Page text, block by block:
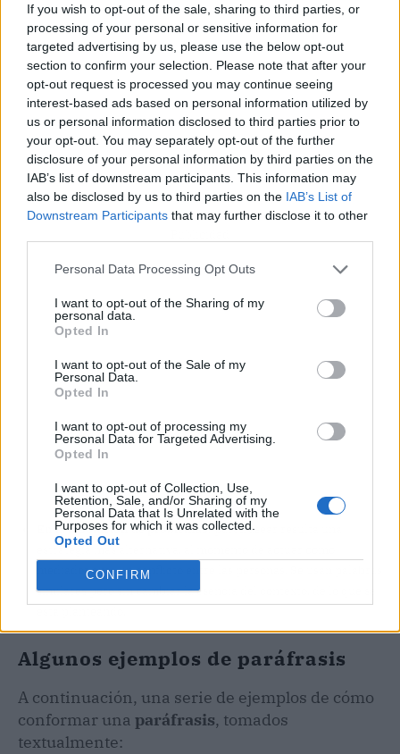
If you wish to opt-out of the sale, sharing to third parties, or
processing of your personal or sensitive information for
targeted advertising by us, please use the below opt-out
section to confirm your selection. Please note that after your
opt-out request is processed you may continue seeing
interest-based ads based on personal information utilized by
us or personal information disclosed to third parties prior to
your opt-out. You may separately opt-out of the further
disclosure of your personal information by third parties on the
IAB’s list of downstream participants. This information may
also be disclosed by us to third parties on the IAB’s List of
Downstream Participants that may further disclose it to other
Personal Data Processing Opt Outs
I want to opt-out of the Sharing of my
personal data.
Opted In
I want to opt-out of the Sale of my
Personal Data.
Opted In
I want to opt-out of processing my
Personal Data for Targeted Advertising.
Opted In
I want to opt-out of Collection, Use,
Retention, Sale, and/or Sharing of my
Personal Data that Is Unrelated with the
Purposes for which it was collected.
Opted Out
CONFIRM
En la resolución de problemas: parafrasear resulta una
estrategia más alternativa, al momento de actuar como
mediador ante un conflicto entre las personas. Se usan palabras
similares pero sin cambiar la esencia del contexto, de lo que se
Algunos ejemplos de paráfrasis
A continuación, una serie de ejemplos de cómo
conformar una paráfrasis, tomados
textualmente: